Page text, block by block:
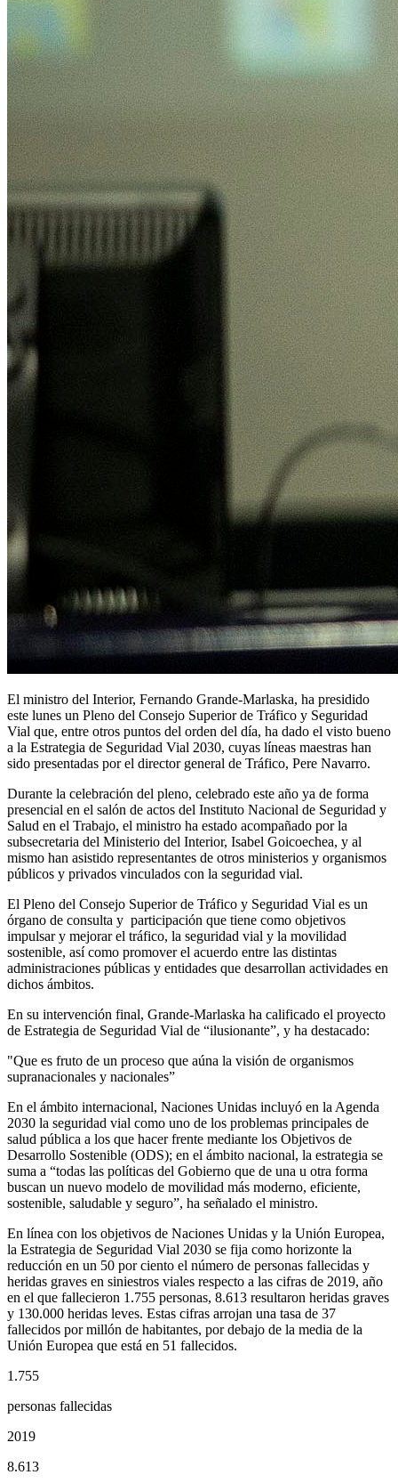
El ministro del Interior, Fernando Grande-Marlaska, ha presidido
este lunes un Pleno del Consejo Superior de Tráfico y Seguridad
Vial que, entre otros puntos del orden del día, ha dado el visto bueno
a la Estrategia de Seguridad Vial 2030, cuyas líneas maestras han
sido presentadas por el director general de Tráfico, Pere Navarro.
Durante la celebración del pleno, celebrado este año ya de forma
presencial en el salón de actos del Instituto Nacional de Seguridad y
Salud en el Trabajo, el ministro ha estado acompañado por la
subsecretaria del Ministerio del Interior, Isabel Goicoechea, y al
mismo han asistido representantes de otros ministerios y organismos
públicos y privados vinculados con la seguridad vial.
El Pleno del Consejo Superior de Tráfico y Seguridad Vial es un
órgano de consulta y participación que tiene como objetivos
impulsar y mejorar el tráfico, la seguridad vial y la movilidad
sostenible, así como promover el acuerdo entre las distintas
administraciones públicas y entidades que desarrollan actividades en
dichos ámbitos.
En su intervención final, Grande-Marlaska ha calificado el proyecto
de Estrategia de Seguridad Vial de “ilusionante”, y ha destacado:
"Que es fruto de un proceso que aúna la visión de organismos
supranacionales y nacionales”
En el ámbito internacional, Naciones Unidas incluyó en la Agenda
2030 la seguridad vial como uno de los problemas principales de
salud pública a los que hacer frente mediante los Objetivos de
Desarrollo Sostenible (ODS); en el ámbito nacional, la estrategia se
suma a “todas las políticas del Gobierno que de una u otra forma
buscan un nuevo modelo de movilidad más moderno, eficiente,
sostenible, saludable y seguro”, ha señalado el ministro.
En línea con los objetivos de Naciones Unidas y la Unión Europea,
la Estrategia de Seguridad Vial 2030 se fija como horizonte la
reducción en un 50 por ciento el número de personas fallecidas y
heridas graves en siniestros viales respecto a las cifras de 2019, año
en el que fallecieron 1.755 personas, 8.613 resultaron heridas graves
y 130.000 heridas leves. Estas cifras arrojan una tasa de 37
fallecidos por millón de habitantes, por debajo de la media de la
Unión Europea que está en 51 fallecidos.
1.755
personas fallecidas
2019
8.613